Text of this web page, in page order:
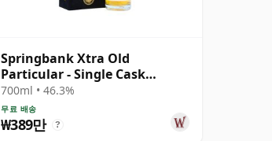
Springbank Xtra Old
Particular - Single Cask
#18281 1992 31년산
700ml • 46.3%
무료 배송
₩389만 ?